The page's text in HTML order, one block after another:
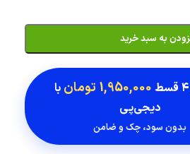
به سبد خرید
۴ قسط 1,950,000 تومان
با
دیجی‌پی
بدون سود، چک و ضامن